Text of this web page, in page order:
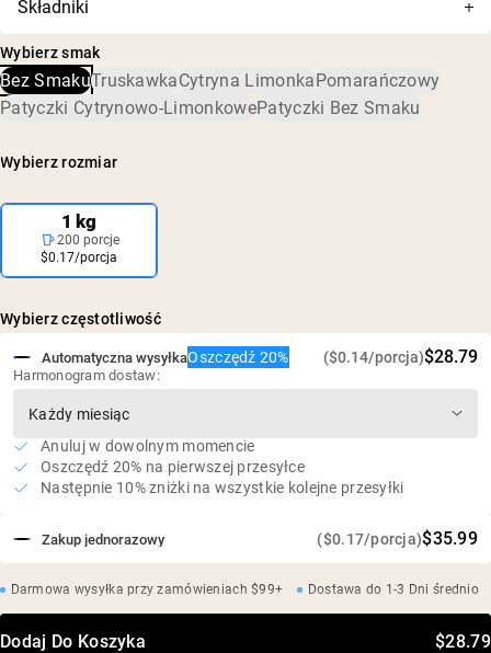
szybko wchłaniany
5 g kreatyny w porcji
Bez sztucznych słodzików, aromatów ani barwników
Wegański, bezglutenowy i bez GMO
skład został dokładnie przetestowany pod kątem
dokładności i czystości oraz potwierdzono brak
szkodliwych poziomów zanieczyszczeń, w tym metali
ciężkich i pestycydów.
Składniki
Monohydrat kreatyny
Wybierz smak
Bez SmakuTruskawkaCytryna LimonkaPomarańczowy
Patyczki Cytrynowo-LimonkowePatyczki Bez Smaku
Wybierz rozmiar
1 kg
200 porcje
$0.17/porcja
Wybierz częstotliwość
Zakup jednorazowy ($0.17/porcja)$35.99
Automatyczna wysyłkaOszczędź 20% ($0.14/porcja)$28.79
Harmonogram dostaw:
Anuluj w dowolnym momencie
Oszczędź 20% na pierwszej przesyłce
Następnie 10% zniżki na wszystkie kolejne przesyłki
Darmowa wysyłka przy zamówieniach $99+ Dostawa do 1-3 Dni średnio
Dodaj Do Koszyka $28.79